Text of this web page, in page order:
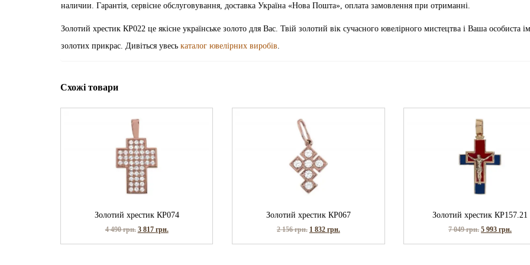
наличии. Гарантія, сервісне обслуговування, доставка Україна «Нова Пошта», оплата замовлення при отриманні.
Золотий хрестик КР022 це якісне українське золото для Вас. Твій золотий вік сучасного ювелірного мистецтва і Ваша особиста
золотих прикрас. Дивіться увесь каталог ювелірних виробів.
Схожі товари
Золотий хрестик КР074
4 490грн. 3 817 грн.
Золотий хрестик КР067
2 156грн. 1 832 грн.
Золотий хрестик КР157.21
7 049грн. 5 993грн.